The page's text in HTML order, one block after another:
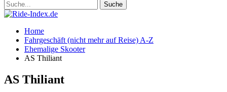
Home
Fahrgeschäft (nicht mehr auf Reise) A-Z
Ehemalige Skooter
AS Thiliant
AS Thiliant